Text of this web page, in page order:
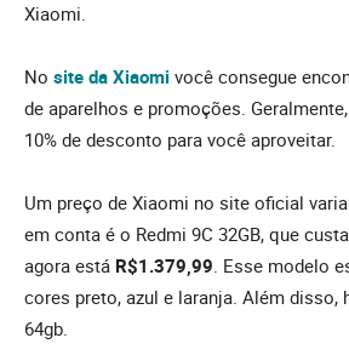
Xiaomi.
No site da Xiaomi você consegue
de aparelhos e promoções.
10% de desconto para você aproveitar.
Um preço de Xiaomi no site oficial
em conta é o Redmi 9C 32GB, que
agora está R$1.379,99. Esse modelo
cores preto, azul e laranja. Além disso,
64gb.